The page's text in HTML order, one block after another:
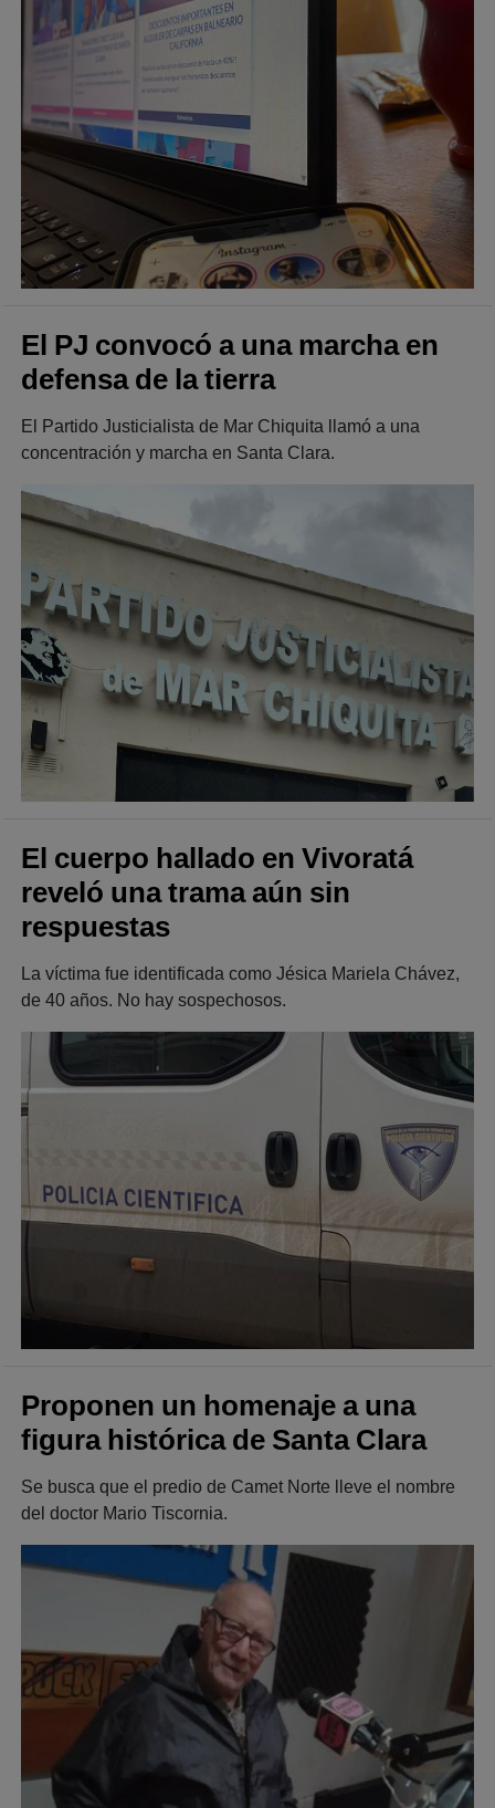
El PJ convocó a una marcha en
defensa de la tierra
El Partido Justicialista de Mar Chiquita llamó a una
concentración y marcha en Santa Clara.
El cuerpo hallado en Vivoratá
reveló una trama aún sin
respuestas
La víctima fue identificada como Jésica Mariela Chávez,
de 40 años. No hay sospechosos.
Proponen un homenaje a una
figura histórica de Santa Clara
Se busca que el predio de Camet Norte lleve el nombre
del doctor Mario Tiscornia.